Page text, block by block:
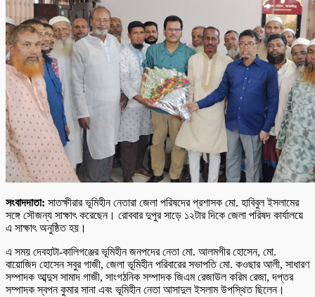
সংবাদদাতা: সাতক্ষীরার ভূমিহীন নেতারা জেলা পরিষদের প্রশাসক মো. হাবিবুল ইসলামের
সঙ্গে সৌজন্য সাক্ষাৎ করেছেন। রোববার দুপুর সাড়ে ১২টার দিকে জেলা পরিষদ কার্যালয়ে
এ সাক্ষাৎ অনুষ্ঠিত হয়।
এ সময় দেবহাটা-কালিগঞ্জের ভূমিহীন জনপদের নেতা মো. আলমগীর হোসেন, মো.
বায়োজিদ হোসেন সবুর গাজী, জেলা ভূমিহীন পরিবারের সভাপতি মো. কওছার আলী, সাধারণ
সম্পাদক আব্দুস সামাদ গাজী, সাংগঠনিক সম্পাদক জিএম রেজাউল করিম রেজা, দপ্তর
সম্পাদক স্বপন কুমার সানা এবং ভূমিহীন নেতা আসাদুল ইসলাম উপস্থিত ছিলেন।